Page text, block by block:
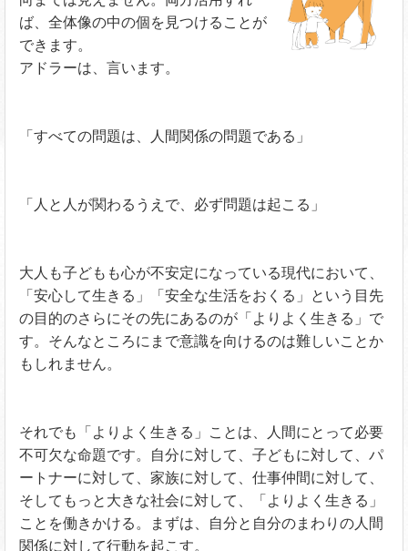
ば、全体像の中の個を見つけることが
できます。
アドラーは、言います。
「すべての問題は、人間関係の問題である」
「人と人が関わるうえで、必ず問題は起こる」
大人も子どもも心が不安定になっている現代において、
「安心して生きる」「安全な生活をおくる」という目先
の目的のさらにその先にあるのが「よりよく生きる」で
す。そんなところにまで意識を向けるのは難しいことか
もしれません。
それでも「よりよく生きる」ことは、人間にとって必要
不可欠な命題です。自分に対して、子どもに対して、パ
ートナーに対して、家族に対して、仕事仲間に対して、
そしてもっと大きな社会に対して、「よりよく生きる」
ことを働きかける。まずは、自分と自分のまわりの人間
関係に対して行動を起こす。